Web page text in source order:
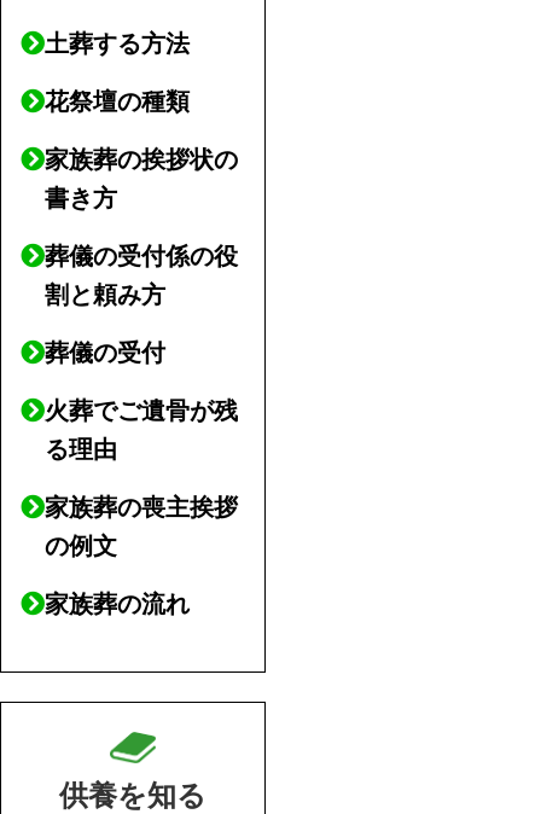
土葬する方法
花祭壇の種類
家族葬の挨拶状の
書き方
葬儀の受付係の役
割と頼み方
葬儀の受付
火葬でご遺骨が残
る理由
家族葬の喪主挨拶
の例文
家族葬の流れ
供養を知る